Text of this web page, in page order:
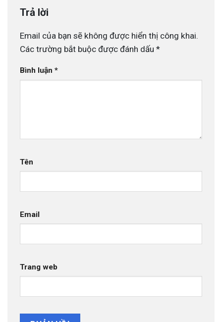
Trả lời
Email của bạn sẽ không được hiển thị công khai.
Các trường bắt buộc được đánh dấu *
Bình luận *
Tên
Email
Trang web